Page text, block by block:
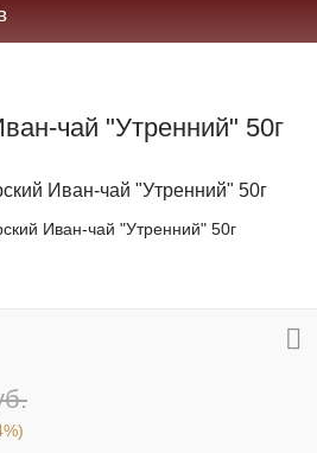
чай "Утренний" 50г
Иван-чай "Утренний" 50г
)